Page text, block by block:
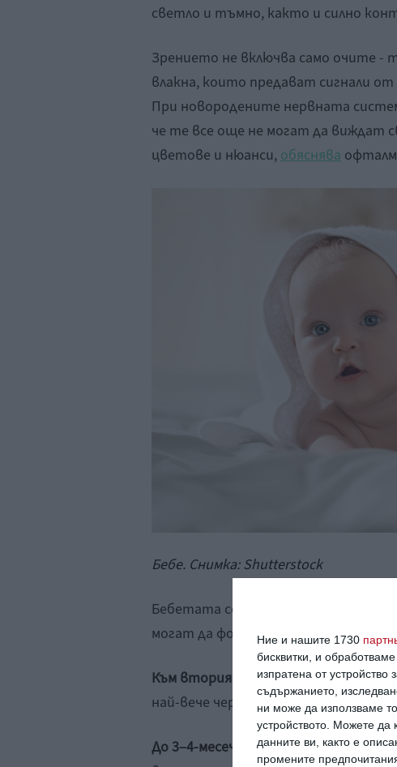
Ние и нашите 1730
бисквитки, и
изпратена от
съдържанието,
ни може да използваме
устройството. Можете да
данните ви, както е
промените
светло и тъмно, както и силно
Зрението не включва само очите -
влакна, които предават сигнали
При новородените нервната
че те все още не могат да виждат
цветове и нюанси, обяснява
Бебе. Снимка: Shutterstock
Бебетата се раждат далекогледи
могат да фокусират малки
Към втория месецбебето започва
най-вече червено, а скоро след това
До 3–4-месечна възрастцветното